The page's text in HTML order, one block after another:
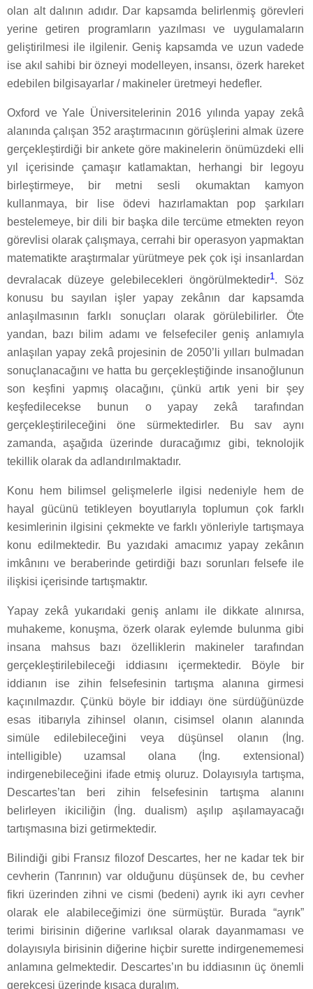
olan alt dalının adıdır. Dar kapsamda belirlenmiş görevleri
yerine getiren programların yazılması ve uygulamaların
geliştirilmesi ile ilgilenir. Geniş kapsamda ve uzun vadede
ise akıl sahibi bir özneyi modelleyen, insansı, özerk hareket
edebilen bilgisayarlar / makineler üretmeyi hedefler.
Oxford ve Yale Üniversitelerinin 2016 yılında yapay zekâ
alanında çalışan 352 araştırmacının görüşlerini almak üzere
gerçekleştirdiği bir ankete göre makinelerin önümüzdeki elli
yıl içerisinde çamaşır katlamaktan, herhangi bir legoyu
birleştirmeye, bir metni sesli okumaktan kamyon
kullanmaya, bir lise ödevi hazırlamaktan pop şarkıları
bestelemeye, bir dili bir başka dile tercüme etmekten reyon
görevlisi olarak çalışmaya, cerrahi bir operasyon yapmaktan
matematikte araştırmalar yürütmeye pek çok işi insanlardan
devralacak düzeye gelebilecekleri öngörülmektedir1 . Söz
konusu bu sayılan işler yapay zekânın dar kapsamda
anlaşılmasının farklı sonuçları olarak görülebilirler. Öte
yandan, bazı bilim adamı ve felsefeciler geniş anlamıyla
anlaşılan yapay zekâ projesinin de 2050’li yılları bulmadan
sonuçlanacağını ve hatta bu gerçekleştiğinde insanoğlunun
son keşfini yapmış olacağını, çünkü artık yeni bir şey
keşfedilecekse bunun o yapay zekâ tarafından
gerçekleştirileceğini öne sürmektedirler. Bu sav aynı
zamanda, aşağıda üzerinde duracağımız gibi, teknolojik
tekillik olarak da adlandırılmaktadır.
Konu hem bilimsel gelişmelerle ilgisi nedeniyle hem de
hayal gücünü tetikleyen boyutlarıyla toplumun çok farklı
kesimlerinin ilgisini çekmekte ve farklı yönleriyle tartışmaya
konu edilmektedir. Bu yazıdaki amacımız yapay zekânın
imkânını ve beraberinde getirdiği bazı sorunları felsefe ile
ilişkisi içerisinde tartışmaktır.
Yapay zekâ yukarıdaki geniş anlamı ile dikkate alınırsa,
muhakeme, konuşma, özerk olarak eylemde bulunma gibi
insana mahsus bazı özelliklerin makineler tarafından
gerçekleştirilebileceği iddiasını içermektedir. Böyle bir
iddianın ise zihin felsefesinin tartışma alanına girmesi
kaçınılmazdır. Çünkü böyle bir iddiayı öne sürdüğünüzde
esas itibarıyla zihinsel olanın, cisimsel olanın alanında
simüle edilebileceğini veya düşünsel olanın (İng.
intelligible) uzamsal olana (İng. extensional)
indirgenebileceğini ifade etmiş oluruz. Dolayısıyla tartışma,
Descartes’tan beri zihin felsefesinin tartışma alanını
belirleyen ikiciliğin (İng. dualism) aşılıp aşılamayacağı
tartışmasına bizi getirmektedir.
Bilindiği gibi Fransız filozof Descartes, her ne kadar tek bir
cevherin (Tanrının) var olduğunu düşünsek de, bu cevher
fikri üzerinden zihni ve cismi (bedeni) ayrık iki ayrı cevher
olarak ele alabileceğimizi öne sürmüştür. Burada “ayrık”
terimi birisinin diğerine varlıksal olarak dayanmaması ve
dolayısıyla birisinin diğerine hiçbir surette indirgenememesi
anlamına gelmektedir. Descartes’ın bu iddiasının üç önemli
gerekçesi üzerinde kısaca duralım.